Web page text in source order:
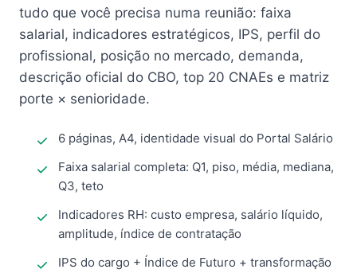
tudo que você precisa numa reunião: faixa
salarial, indicadores estratégicos, IPS, perfil do
profissional, posição no mercado, demanda,
descrição oficial do CBO, top 20 CNAEs e matriz
porte × senioridade.
6 páginas, A4, identidade visual do Portal Salário
Faixa salarial completa: Q1, piso, média, mediana,
Q3, teto
Indicadores RH: custo empresa, salário líquido,
amplitude, índice de contratação
IPS do cargo + Índice de Futuro + transformação